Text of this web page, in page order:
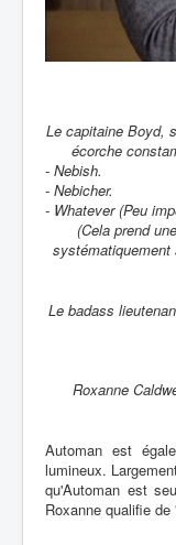
Le capitaine Boyd,
écorche
- Nebish.
- Nebicher.
- Whatever (Peu
(Cela prend
systématiquement
Le badass
Roxanne
Automan est
lumineux.
qu'Automan est
Roxanne qualifie